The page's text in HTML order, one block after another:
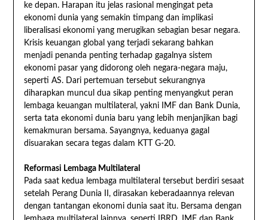
ke depan. Harapan itu jelas rasional mengingat peta
ekonomi dunia yang semakin timpang dan implikasi
liberalisasi ekonomi yang merugikan sebagian besar negara.
Krisis keuangan global yang terjadi sekarang bahkan
menjadi penanda penting terhadap gagalnya sistem
ekonomi pasar yang didorong oleh negara-negara maju,
seperti AS. Dari pertemuan tersebut sekurangnya
diharapkan muncul dua sikap penting menyangkut peran
lembaga keuangan multilateral, yakni IMF dan Bank Dunia,
serta tata ekonomi dunia baru yang lebih menjanjikan bagi
kemakmuran bersama. Sayangnya, keduanya gagal
disuarakan secara tegas dalam KTT G-20.
Reformasi Lembaga Multilateral
Pada saat kedua lembaga multilateral tersebut berdiri sesaat
setelah Perang Dunia II, dirasakan keberadaannya relevan
dengan tantangan ekonomi dunia saat itu. Bersama dengan